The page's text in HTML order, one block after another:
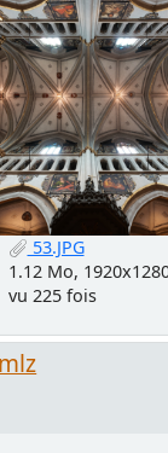
53.JPG
1.12 Mo,
vu 225 fois